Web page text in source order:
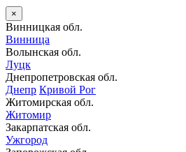
×
Винницкая обл.
Винница
Волынская обл.
Луцк
Днепропетровская обл.
Днепр Кривой Рог
Житомирская обл.
Житомир
Закарпатская обл.
Ужгород